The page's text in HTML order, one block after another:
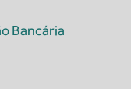
Bancária